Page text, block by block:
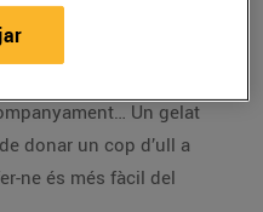
ne, però també pots
a més de la satisfacció
Un gelat
donar un cop d’ull a
ne és més fàcil del